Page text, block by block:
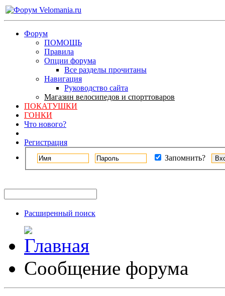
Форум
ПОМОЩЬ
Правила
Опции форума
Все разделы прочитаны
Навигация
Руководство сайта
Магазин велосипедов и спорттоваров
ПОКАТУШКИ
ГОНКИ
Что нового?
Регистрация
Запомнить?
Расширенный поиск
Сообщение форума